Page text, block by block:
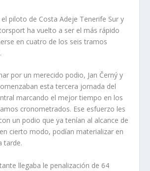
piloto de Costa Adeje Tenerife Sur y
ha vuelto a ser el más rápido
en cuatro de los seis tramos
por un merecido podio, Jan Černý y
esta tercera jornada del
marcando el mejor tiempo en los
cronometrados. Ese esfuerzo les
un podio que ya tenían al alcance de
cierto modo, podían materializar en
tarde.
llegaba le penalización de 64